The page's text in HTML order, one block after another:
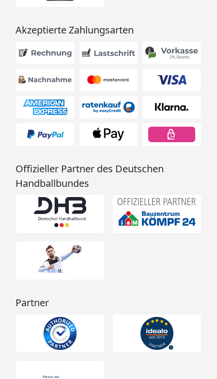
Akzeptierte Zahlungsarten
Offizieller Partner des Deutschen
Handballbundes
Partner